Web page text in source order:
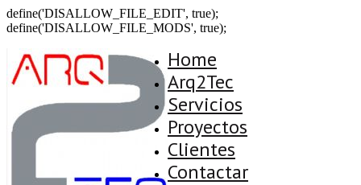
define('DISALLOW_FILE_EDIT', true);
define('DISALLOW_FILE_MODS', true);
Home
Arq2Tec
Servicios
Proyectos
Clientes
Contactar